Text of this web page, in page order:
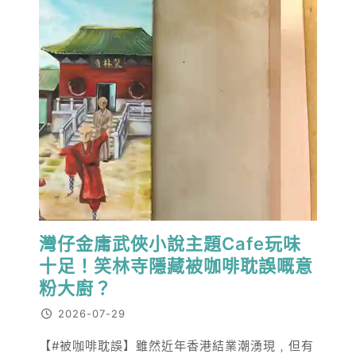
灣仔金庸武俠小說主題Cafe玩味
十足！笑林寺隱藏被咖啡耽誤嘅意
粉大廚？
2026-07-29
【#被咖啡耽誤】雖然近年香港結業潮湧現﹐但有